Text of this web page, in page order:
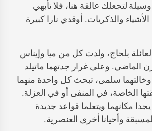
لتجعلك عالقة هنا، فلا تأبهي
والذكريات. أوقدي نارا كبيرة
بلحاج، ولدت كل من ميا وإيناس
الماضي. وعلى غرار جدتهما ماتيلد
وخالتهما سلمى، تبحث كل واحدة منهما
الخاصة، في المنفى أو في العزلة.
مكانهما ويتعلما قواعد جديدة
وأحيانا أخرى العنصرية.